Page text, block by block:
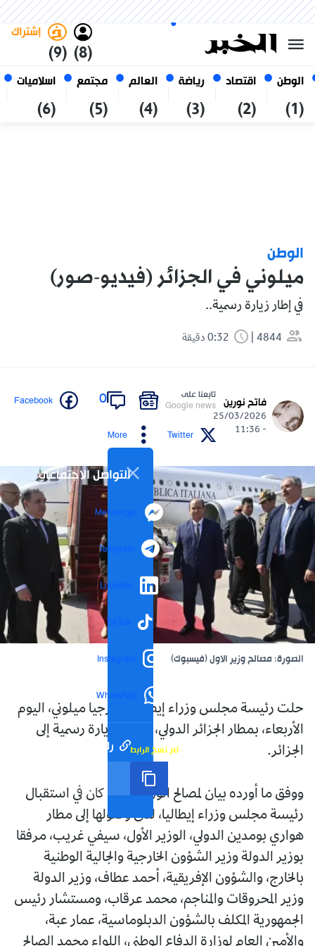
الوطن
(1)
اقتصاد
(2)
رياضة
(3)
العالم
(4)
مجتمع
(5)
اسلاميات
(6)
(8)
إشتراك
(9)
أغسطس 2026
الجزائر
الوطن
ميلوني في الجزائر (فيديو-صور)
في إطار زيارة رسمية..
4844
فاتح نورين
25/03/2026
- 11:36
تابعنا على
Google news
0
Facebook
Twitter
More
التواصل الاجتماعي
Messenger
Telegram
LinkedIn
TikTok
Instagram
WhatsApp
رابط مختصر تم نسخ الرابط
الصورة: مصالح وزير الاول (فيسبوك)
حلت رئيسة مجلس وزراء إيطاليا، جورجيا ميلوني، اليوم
الأربعاء، بمطار الجزائر الدولي، في إطار زيارة رسمية إلى
الجزائر.
ووفق ما أورده بيان لمصالح الوزير الأول، كان في استقبال
رئيسة مجلس وزراء إيطاليا، لدى وصولها إلى مطار
هواري بومدين الدولي، الوزير الأول، سيفي غريب، مرفقا
بوزير الدولة وزير الشؤون الخارجية والجالية الوطنية
بالخارج، والشؤون الإفريقية، أحمد عطاف، وزير الدولة
وزير المحروقات والمناجم، محمد عرقاب، ومستشار رئيس
الجمهورية المكلف بالشؤون الدبلوماسية، عمار عبة،
والأمين العام لوزارة الدفاع الوطني، اللواء محمد الصالح